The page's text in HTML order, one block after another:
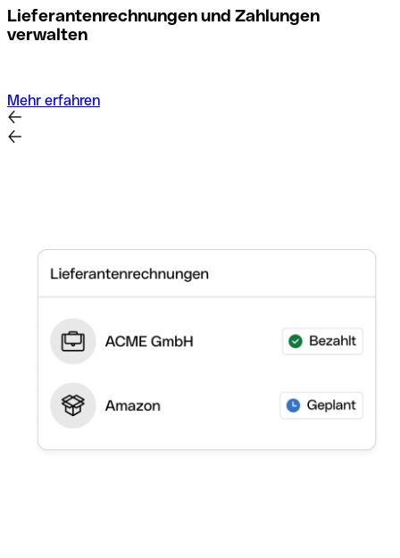
Lieferantenrechnungen und Zahlungen
verwalten
Mehr erfahren